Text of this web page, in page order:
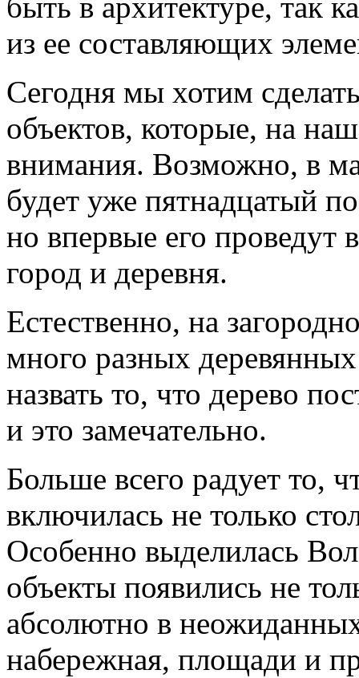
быть в архитектуре, так
из ее составляющих
Сегодня мы хотим
объектов, которые, на
внимания. Возможно, в
будет уже пятнадцатый
но впервые его проведут
город и деревня.
Естественно, на
много разных
назвать то, что дерево
и это замечательно.
Больше всего радует то,
включилась не только
Особенно выделилась
объекты появились не
абсолютно в
набережная, площади и